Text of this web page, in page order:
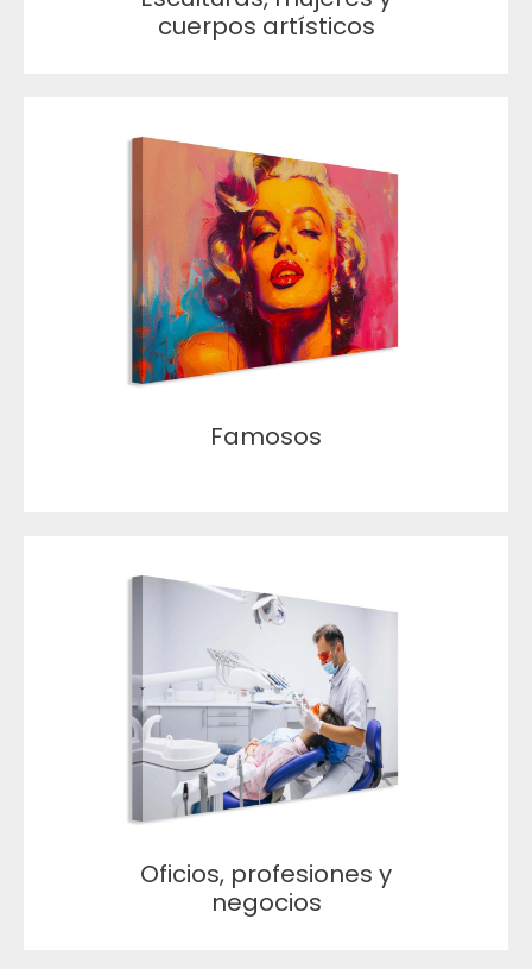
cuerpos artísticos
Famosos
Oficios, profesiones y
negocios